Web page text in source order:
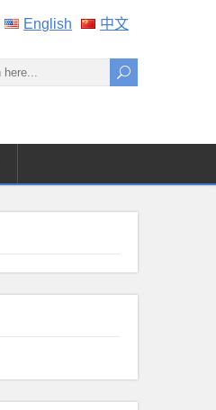
English 中文